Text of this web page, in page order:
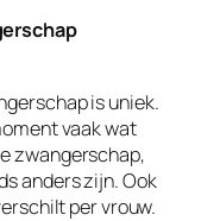
is uniek.
vaak wat
zwangerschap,
anders zijn. Ook
per vrouw.